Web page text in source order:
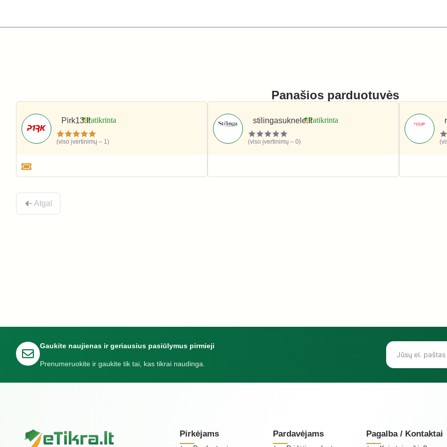
Panašios parduotuvės
Pirk13.lt
(viso įvertinimų – 1)
stilingasuknele.lt
(viso įvertinimų – 0)
Atgal
Gaukite naujienas ir geriausius pasiūlymus pirmieji
Prenumeruokite ir gaukite tik tai, kas tikrai naudinga.
Pirkėjams Pardavėjams Pagalba / Kontaktai